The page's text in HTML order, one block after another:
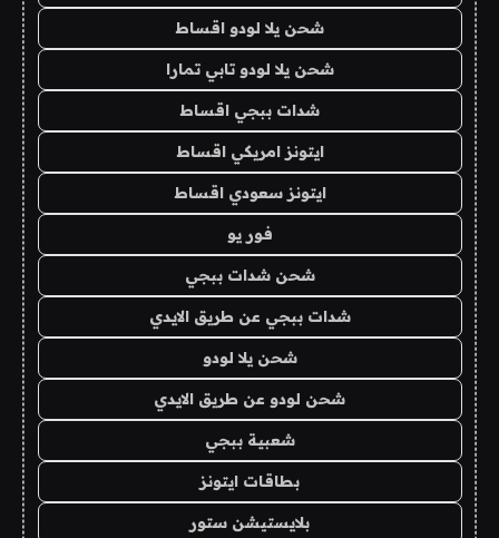
شحن يلا لودو اقساط
شحن يلا لودو تابي تمارا
شدات ببجي اقساط
ايتونز امريكي اقساط
ايتونز سعودي اقساط
فور يو
شحن شدات ببجي
شدات ببجي عن طريق الايدي
شحن يلا لودو
شحن لودو عن طريق الايدي
شعبية ببجي
بطاقات ايتونز
بلايستيشن ستور